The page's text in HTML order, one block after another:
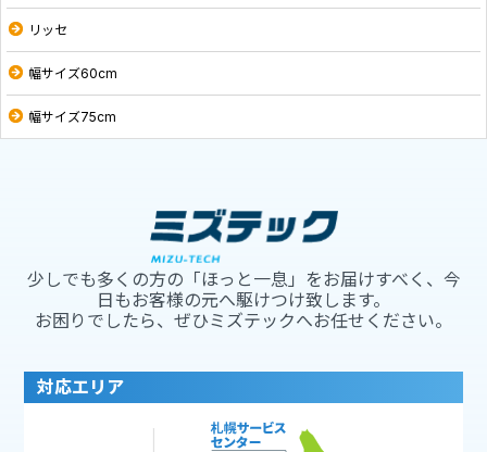
リッセ
幅サイズ60cm
幅サイズ75cm
少しでも多くの方の「ほっと一息」をお届けすべく、今
日もお客様の元へ駆けつけ致します。
お困りでしたら、ぜひミズテックへお任せください。
対応エリア